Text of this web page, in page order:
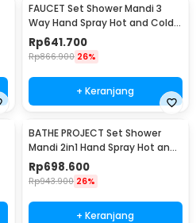
FAUCET Set Shower Mandi 3
Way Hand Spray Hot and Cold 3
Button - 3HC
Rp641.700
Rp866.900 26%
+ Keranjang
BATHE PROJECT Set Shower
Mandi 2in1 Hand Spray Hot and
Cold Water - Q2-WAY
Rp698.600
Rp943.900 26%
+ Keranjang